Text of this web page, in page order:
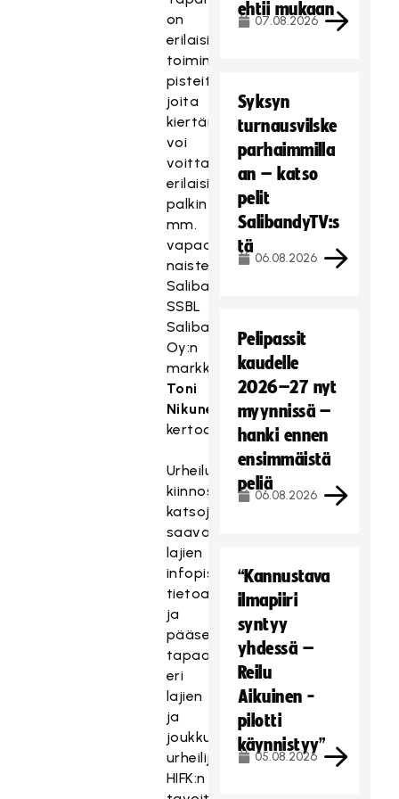
on
erilaisia
toiminnallisia
pisteitä,
joita
kiertämällä
voi
voittaa
erilaisia
palkintoja
mm.
vapaalippuja
naisten
Salibandyliigaotteluihin,
SSBL
Salibandy
Oy:n
markkinointipäällikkö
Toni
Nikunen
kertoo.
Urheiluharrastuksista
kiinnostuneet
katsojat
saavat
lajien
infopisteillä
tietoa
ja
pääsevät
tapaamaan
eri
lajien
ja
joukkueiden
urheilijoita.
HIFK:n
ehtii mukaan
07.08.2026
Syksyn
turnausvilske
parhaimmilla
an – katso
pelit
SalibandyTV:s
tä
06.08.2026
Pelipassit
kaudelle
2026–27 nyt
myynnissä –
hanki ennen
ensimmäistä
peliä
06.08.2026
“Kannustava
ilmapiiri
syntyy
yhdessä –
Reilu
Aikuinen -
pilotti
käynnistyy”
05.08.2026